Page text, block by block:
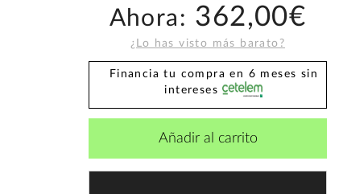
Ahora: 362,00€
¿Lo has visto más barato?
Financia tu compra en 6 meses sin
intereses
Añadir al carrito